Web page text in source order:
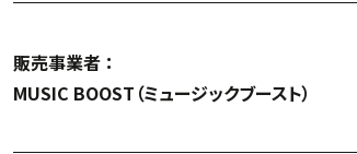
販売事業者 ：
MUSIC BOOST（ミュージックブースト）